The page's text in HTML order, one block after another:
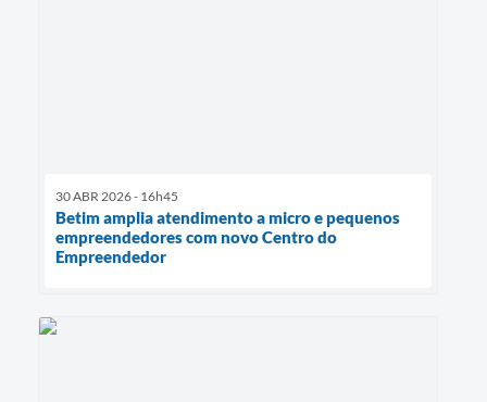
30 ABR 2026 - 16h45
Betim amplia atendimento a micro e pequenos
empreendedores com novo Centro do
Empreendedor